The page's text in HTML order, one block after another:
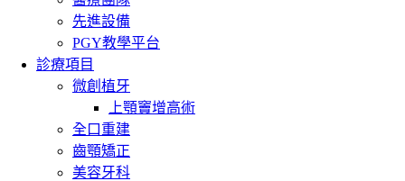
先進設備
PGY教學平台
診療項目
微創植牙
上顎竇增高術
全口重建
齒顎矯正
美容牙科